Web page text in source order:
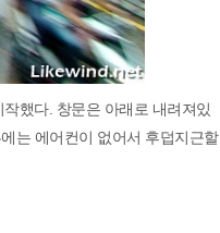
했다. 창문은 아래로 내려져있
는 에어컨이 없어서 후덥지근할